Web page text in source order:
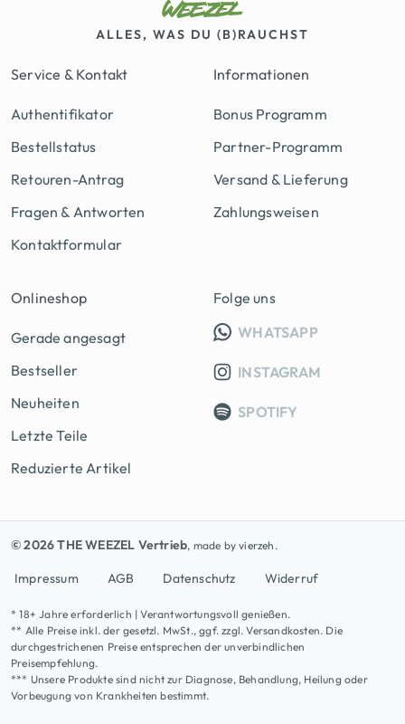
ALLES, WAS DU (B)RAUCHST
Service & Kontakt
Authentifikator
Bestellstatus
Retouren-Antrag
Fragen & Antworten
Kontaktformular
Informationen
Bonus Programm
Partner-Programm
Versand & Lieferung
Zahlungsweisen
Onlineshop
Gerade angesagt
Bestseller
Neuheiten
Letzte Teile
Reduzierte Artikel
Folge uns
WHATSAPPINFO
INSTAGRAM
SPOTIFY
© 2026 THE WEEZEL Vertrieb, made byvierzeh.
Impressum AGB Datenschutz Widerruf
* 18+ Jahre erforderlich | Verantwortungsvoll genießen.
** Alle Preise inkl. der gesetzl. MwSt., ggf. zzgl. Versandkosten. Die
durchgestrichenen Preise entsprechen der unverbindlichen
Preisempfehlung.
*** Unsere Produkte sind nicht zur Diagnose, Behandlung, Heilung oder
Vorbeugung von Krankheiten bestimmt.